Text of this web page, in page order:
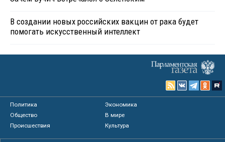
В создании новых российских вакцин от рака будет
помогать искусственный интеллект
Политика
Экономика
Общество
В мире
Происшествия
Культура